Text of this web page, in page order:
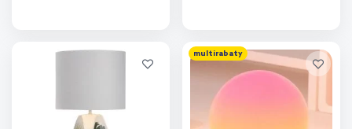
Dodaj do
porównania
multirabaty